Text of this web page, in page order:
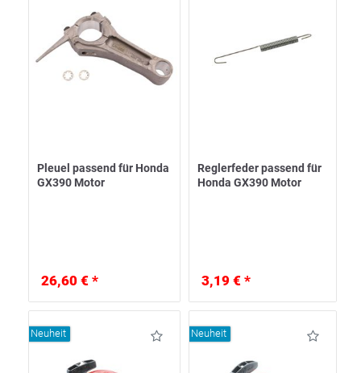
Pleuel passend für Honda
GX390 Motor
26,60 € *
Reglerfeder passend für
Honda GX390 Motor
3,19 € *
Neuheit Neuheit